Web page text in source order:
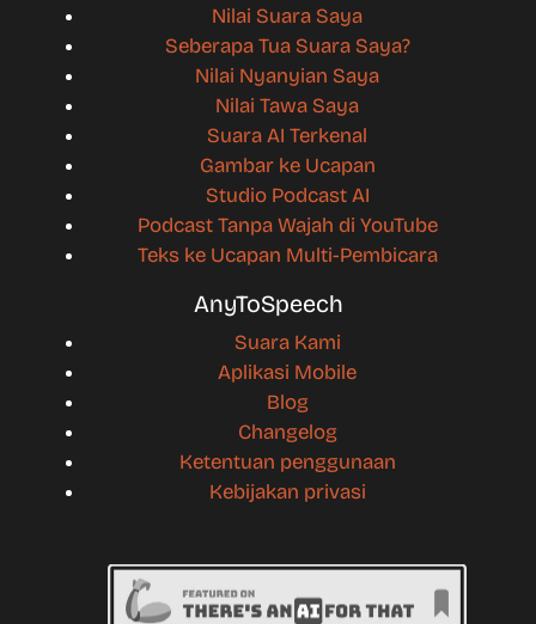
Nilai Suara Saya
Seberapa Tua Suara Saya?
Nilai Nyanyian Saya
Nilai Tawa Saya
Suara AI Terkenal
Gambar ke Ucapan
Studio Podcast AI
Podcast Tanpa Wajah di YouTube
Teks ke Ucapan Multi-Pembicara
AnyToSpeech
Suara Kami
Aplikasi Mobile
Blog
Changelog
Ketentuan penggunaan
Kebijakan privasi